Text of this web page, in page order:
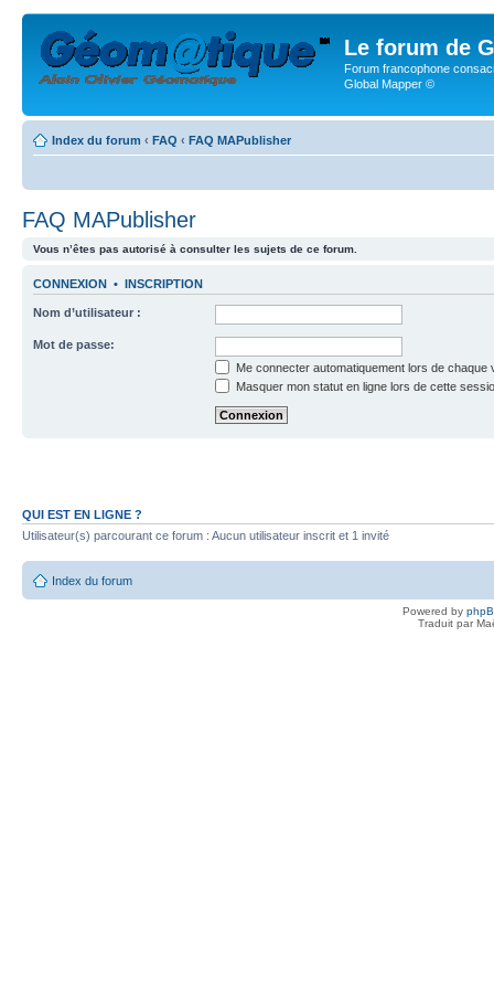
Le forum de
Forum francophone
Global Mapper ©
Index du forum ‹ FAQ ‹ FAQ MAPublisher
FAQ MAPublisher
Vous n’êtes pas autorisé à consulter les sujets de ce forum.
CONNEXION • INSCRIPTION
Nom d’utilisateur :
Mot de passe:
Me connecter automatiquement lors de chaque
Masquer mon statut en ligne lors de cette
QUI EST EN LIGNE ?
Utilisateur(s) parcourant ce forum : Aucun utilisateur inscrit et 1 invité
Index du forum
Powered by
Traduit par